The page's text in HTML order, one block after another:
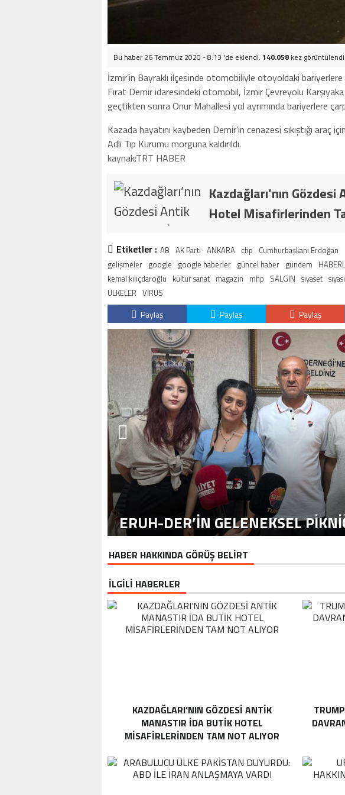
Bu haber 26 Temmuz 2020 - 8:13 'de eklendi. 140.058 kez görüntülendi.
İzmir’in Bayraklı ilçesinde otomobiliyle otoyoldaki
Fırat Demir idaresindeki otomobil, İzmir Çevreyolu
geçtikten sonra Onur Mahallesi yol ayrımında bariyerlere
Kazada hayatını kaybeden Demir’in cenazesi sıkıştığı araç
Adli Tıp Kurumu morguna kaldırıldı.
kaynak:TRT HABER
Kazdağları’nın
Hotel Misafirlerinden
Etiketler : AB AK Parti ANKARA chp Cumhurbaşkanı Erdoğan
gelişmeler google google haberler güncel haber gündem
kemal kılıçdaroğlu kültür sanat magazin mhp SALGIN siyaset
ÜLKELER VİRÜS
Paylaş Paylaş Paylaş
ERUH-DER’IN GELENEKSEL
HABER HAKKINDA GÖRÜŞ BELİRT
İLGİLİ HABERLER
KAZDAĞLARI’NIN GÖZDESI ANTIK
MANASTIR İDA BUTIK HOTEL
MISAFIRLERINDEN TAM NOT ALIYOR